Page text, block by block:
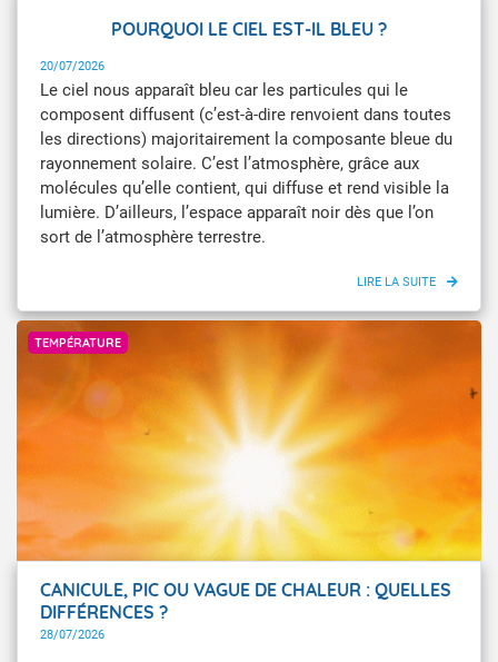
POURQUOI LE CIEL EST-IL BLEU ?
20/07/2026
Le ciel nous apparaît bleu car les particules qui le
composent diffusent (c’est-à-dire renvoient dans toutes
les directions) majoritairement la composante bleue du
rayonnement solaire. C’est l’atmosphère, grâce aux
molécules qu’elle contient, qui diffuse et rend visible la
lumière. D’ailleurs, l’espace apparaît noir dès que l’on
sort de l’atmosphère terrestre.
TEMPÉRATURE
GettyImages
CANICULE, PIC OU VAGUE DE CHALEUR : QUELLES
DIFFÉRENCES ?
28/07/2026